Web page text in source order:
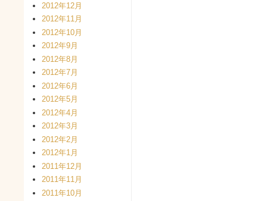
2012年12月
2012年11月
2012年10月
2012年9月
2012年8月
2012年7月
2012年6月
2012年5月
2012年4月
2012年3月
2012年2月
2012年1月
2011年12月
2011年11月
2011年10月